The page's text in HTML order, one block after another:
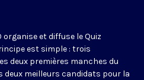
organise et diffuse le Quiz
est simple : trois
deux premières manches du
deux meilleurs candidats pour la